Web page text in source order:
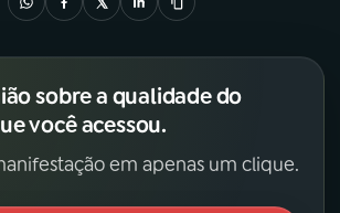
sobre a qualidade do
você acessou.
em apenas um clique.